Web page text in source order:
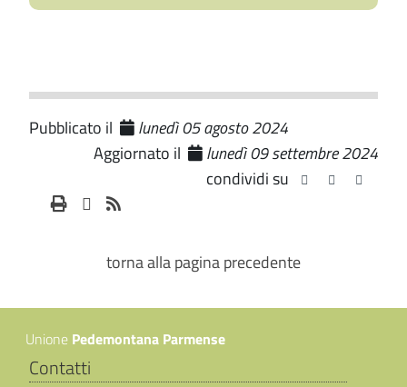
Pubblicato il
lunedì 05 agosto 2024
Aggiornato il
lunedì 09 settembre 2024
condividi su
torna alla pagina precedente
Unione Pedemontana Parmense
Contatti